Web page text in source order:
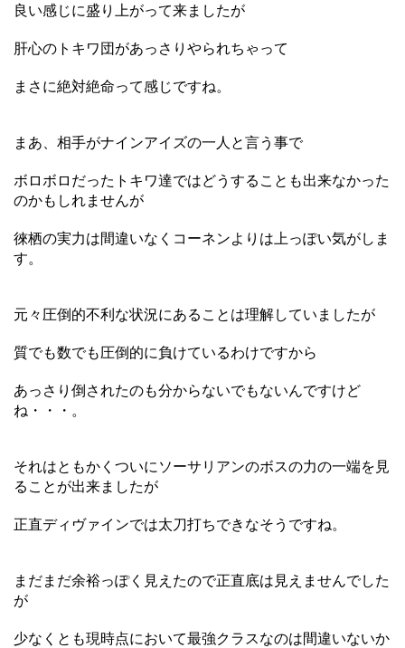
良い感じに盛り上がって来ましたが
肝心のトキワ団があっさりやられちゃって
まさに絶対絶命って感じですね。
まあ、相手がナインアイズの一人と言う事で
ボロボロだったトキワ達ではどうすることも出来なかった
のかもしれませんが
徠栖の実力は間違いなくコーネンよりは上っぽい気がしま
す。
元々圧倒的不利な状況にあることは理解していましたが
質でも数でも圧倒的に負けているわけですから
あっさり倒されたのも分からないでもないんですけど
ね・・・。
それはともかくついにソーサリアンのボスの力の一端を見
ることが出来ましたが
正直ディヴァインでは太刀打ちできなそうですね。
まだまだ余裕っぽく見えたので正直底は見えませんでした
が
少なくとも現時点において最強クラスなのは間違いないか